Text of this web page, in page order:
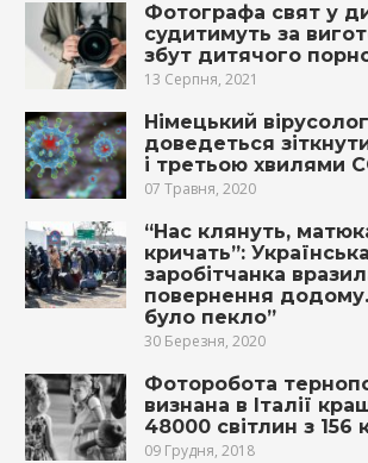
Фотографа свят у
судитимуть за
збут дитячого
13 Серпня, 2021
Німецький
доведеться
і третьою хвилями
07 Травня, 2020
“Нас клянуть,
кричать”: Українська
заробітчанка
повернення
було пекло”
30 Березня, 2020
Фоторобота
визнана в Італії
48000 світлин з 156
09 Грудня, 2018